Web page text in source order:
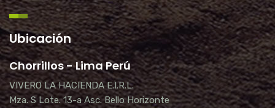
Ubicación
Chorrillos - Lima Perú
VIVERO LA HACIENDA E.I.R.L.
Mza. S Lote. 13-a Asc. Bello Horizonte